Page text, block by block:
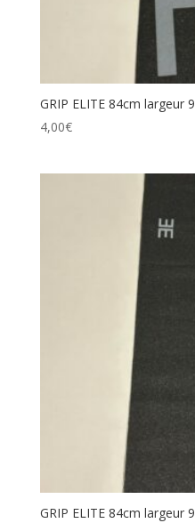
GRIP ELITE 84cm largeur 9
4,00€
GRIP ELITE 84cm largeur 9